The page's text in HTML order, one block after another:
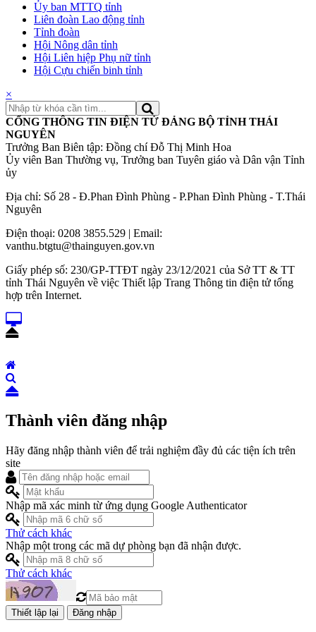
Ủy ban MTTQ tỉnh
Liên đoàn Lao động tỉnh
Tỉnh đoàn
Hội Nông dân tỉnh
Hội Liên hiệp Phụ nữ tỉnh
Hội Cựu chiến binh tỉnh
×
CỔNG THÔNG TIN ĐIỆN TỬ ĐẢNG BỘ TỈNH THÁI
NGUYÊN
Trưởng Ban Biên tập: Đồng chí Đỗ Thị Minh Hoa
Ủy viên Ban Thường vụ, Trưởng ban Tuyên giáo và Dân vận Tỉnh
ủy
Địa chỉ: Số 28 - Đ.Phan Đình Phùng - P.Phan Đình Phùng - T.Thái
Nguyên
Điện thoại: 0208 3855.529 | Email:
vanthu.btgtu@thainguyen.gov.vn
Giấy phép số: 230/GP-TTĐT ngày 23/12/2021 của Sở TT & TT
tỉnh Thái Nguyên về việc Thiết lập Trang Thông tin điện tử tổng
hợp trên Internet.
Thành viên đăng nhập
Hãy đăng nhập thành viên để trải nghiệm đầy đủ các tiện ích trên
site
Nhập mã xác minh từ ứng dụng Google Authenticator
Thử cách khác
Nhập một trong các mã dự phòng bạn đã nhận được.
Thử cách khác
Đăng nhập